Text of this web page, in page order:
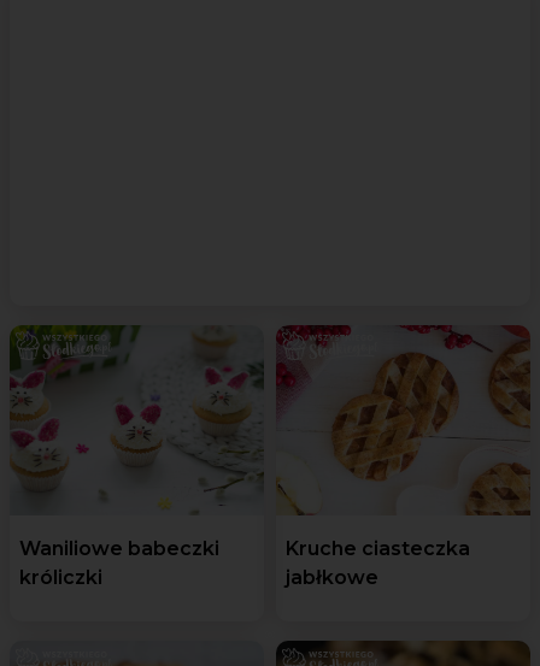
Waniliowe babeczki
króliczki
Kruche ciasteczka
jabłkowe